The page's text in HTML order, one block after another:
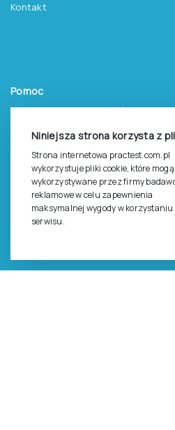
Niniejsza strona korzysta z
Strona internetowa practest.com.pl
wykorzystuje pliki cookie, które
wykorzystywane przez firmy
reklamowe w celu zapewnienia
maksymalnej wygody w korzystaniu
serwisu.
Kontakt
Pomoc
Zasady dostępu do testów
Zasady sprzedaży testów i książek
Zasady sprzedaży e-testów
Cennik i katalog
Zasady zapisów na szkolenia